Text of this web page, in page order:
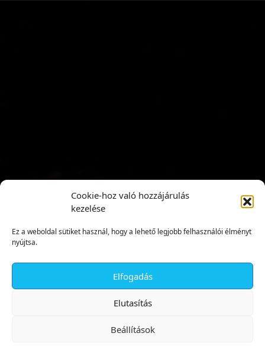
Cookie-hoz való hozzájárulás
kezelése
Ez a weboldal sütiket használ, hogy a lehető legjobb felhasználói élményt
nyújtsa.
Elfogadás
Elutasítás
Beállítások
✕